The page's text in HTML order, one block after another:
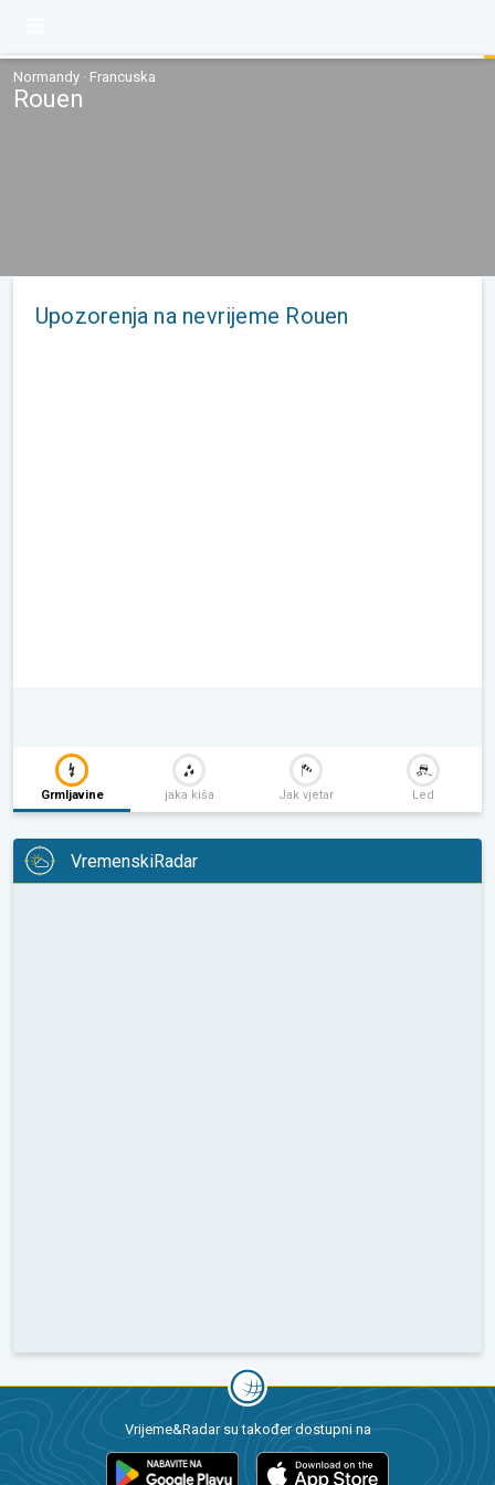
Normandy · Francuska
Rouen
Upozorenja na nevrijeme Rouen
Grmljavine jaka kiša Jak vjetar Led
VremenskiRadar
Vrijeme&Radar su također dostupni na